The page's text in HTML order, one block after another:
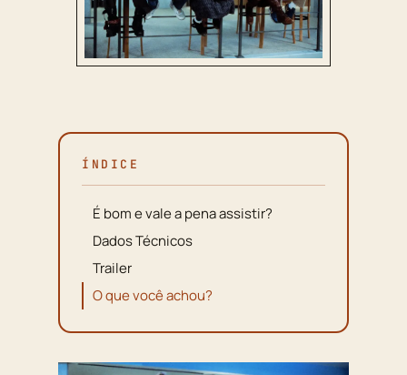
ÍNDICE
É bom e vale a pena assistir?
Dados Técnicos
Trailer
O que você achou?